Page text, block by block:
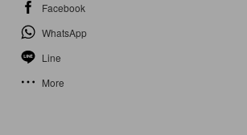
Facebook
WhatsApp
Line
More